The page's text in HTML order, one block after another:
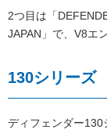
2つ目は「
JAPAN」で、V8エ
130シリーズ
ディフェンダー130